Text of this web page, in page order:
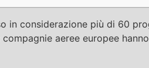
in considerazione più di 60
aeree europee